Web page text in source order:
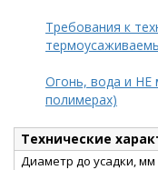
Требования к
Огонь, вода и НЕ
полимерах)
Технические
Диаметр до усадки, мм